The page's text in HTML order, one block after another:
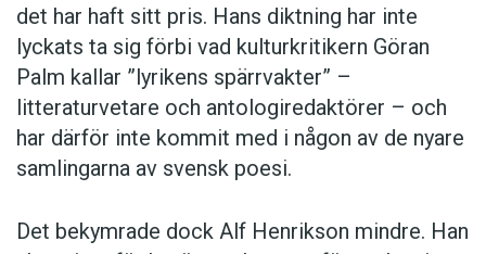
det har haft sitt pris. Hans diktning har inte
lyckats ta sig förbi vad kulturkritikern Göran
Palm kallar ”lyrikens spärrvakter” –
litteraturvetare och antologiredaktörer – och
har därför inte kommit med i någon av de nyare
samlingarna av svensk poesi.
Det bekymrade dock Alf Henrikson mindre. Han